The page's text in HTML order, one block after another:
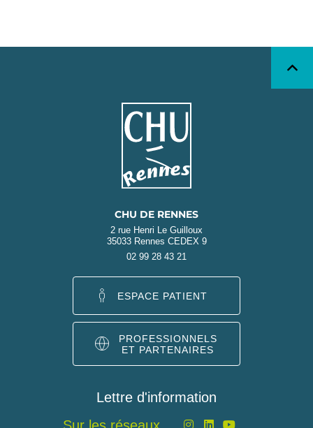
CHU DE RENNES
2 rue Henri Le Guilloux
35033 Rennes CEDEX 9
02 99 28 43 21
ESPACE PATIENT
PROFESSIONNELS
ET PARTENAIRES
Lettre d'information